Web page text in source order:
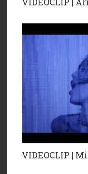
VIDEOCLIP |